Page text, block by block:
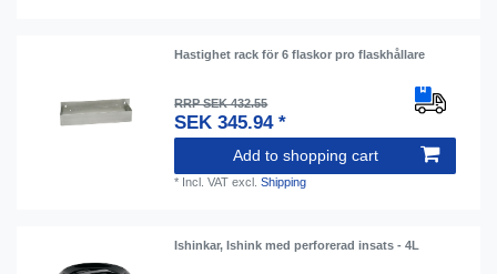
Hastighet rack för 6 flaskor pro flaskhållare
RRP SEK 432.55
SEK 345.94 *
Add to shopping cart
* Incl. VAT excl.Shipping
Ishinkar, Ishink med perforerad insats - 4L